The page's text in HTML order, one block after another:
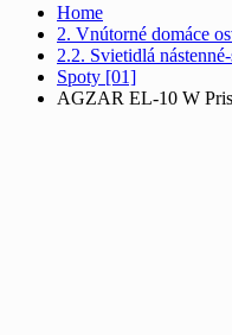
Home
2. Vnútorné domáce
2.2. Svietidlá
Spoty [01]
AGZAR EL-10 W